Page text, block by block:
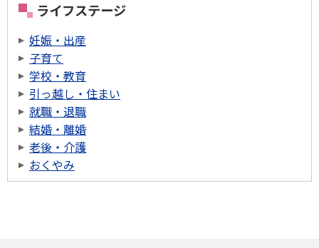
ライフステージ
妊娠・出産
子育て
学校・教育
引っ越し・住まい
就職・退職
結婚・離婚
老後・介護
おくやみ